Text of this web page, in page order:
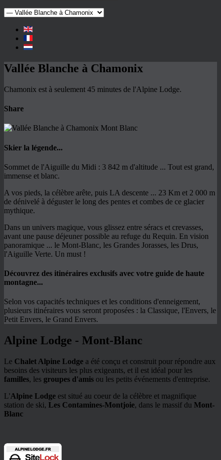
Vallée Blanche à Chamonix
Chamonix est à seulement 45 minutes de l'Alpine Lodge.
Share
Skier la légende...
Sommet de l'Aiguille du Midi : 3 842 m d'altitude ... Tout est grand,
immense et blanc.
A vos pieds, la célèbre arête, puis LA descente ... 23 Km et 2 000 m
de dénivelé à déguster le long des pentes et combes de ce glacier
mythique.
Dans un univers magique, vous glissez entre séracs et crevasses,
avant une pause déjeuner possible au refuge du Requin. En vision
panoramique ... le Mont-Blanc, les Grandes Jorasses, les Drus,
l'Aiguille Verte. Un must !
Découvrez des itinéraires exclusifs avec votre guide de haute
montagne...
Selon vos capacités techniques et les conditions d'enneigement,
plusieurs itinéraires vous seront proposées : la Classique, l'Envers, le
Petit Envers, le Grand Envers.
Alpine Lodge - Mont-Blanc
Le Chalet Alpine Lodge a été conçu et construit pour répondre aux
besoins des visiteurs les plus exigeants, et il est idéal pour les
familles, les groupes d'amis ou les petits événements d'entreprise.
L'Alpine Lodge est situé au coeur de la célèbre et magnifique
station de ski, Les Contamines-Montjoie, dans le massif du Mont-
Blanc